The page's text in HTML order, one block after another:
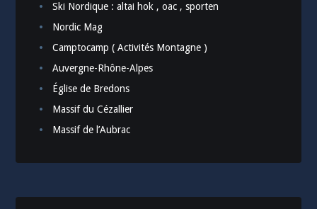
Ski Nordique : altai hok , oac , sporten
Nordic Mag
Camptocamp ( Activités Montagne )
Auvergne-Rhône-Alpes
Église de Bredons
Massif du Cézallier
Massif de l’Aubrac